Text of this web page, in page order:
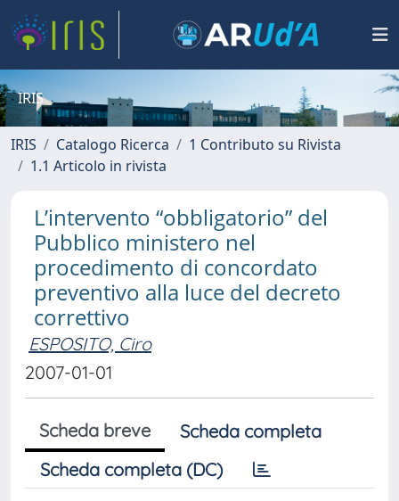
IRIS
IRIS Catalogo Ricerca
1 Contributo su Rivista
1.1 Articolo in rivista
L’intervento “obbligatorio” del
Pubblico ministero nel
procedimento di concordato
preventivo alla luce del decreto
correttivo
ESPOSITO, Ciro
2007-01-01
Scheda breve
Scheda completa
Scheda completa (DC)